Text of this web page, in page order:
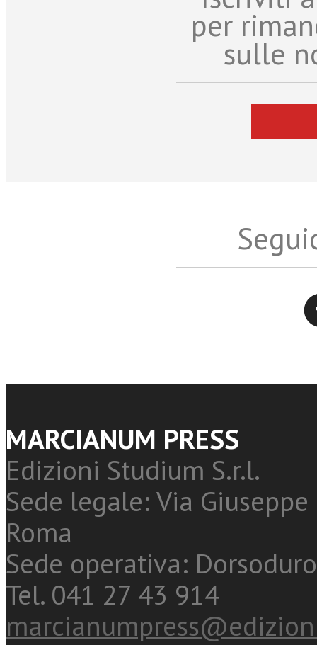
per
sulle
MARCIANUM PRESS
Edizioni Studium S.r.l.
Sede legale: Via
Roma
Sede operativa:
Tel. 041 27 43 914